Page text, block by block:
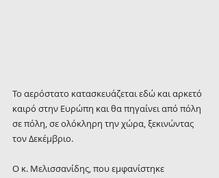
Το αερόστατο κατασκευάζεται εδώ και αρκετό
καιρό στην Ευρώπη και θα πηγαίνει από πόλη
σε πόλη, σε ολόκληρη την χώρα, ξεκινώντας
τον Δεκέμβριο.
Ο κ. Μελισσανίδης, που εμφανίστηκε